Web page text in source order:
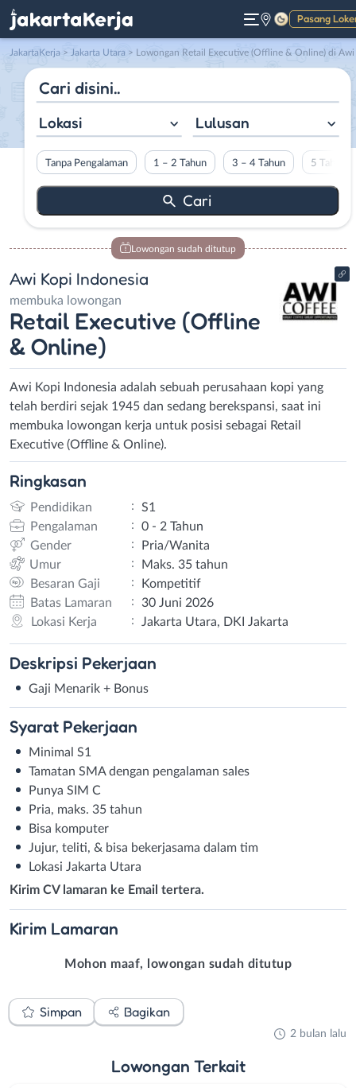
Pasang
Gelap
JakartaKerja > Jakarta Utara > Lowongan Retail Executive (Offline & Online) di Awi Kopi Indonesia
Lokasi Lulusan
Tanpa Pengalaman 1 – 2 Tahun 3 – 4 Tahun 5 Tahun
Lowongan sudah ditutup
Awi Kopi Indonesia
membuka lowongan
Retail Executive (Offline
& Online)
Awi Kopi Indonesia adalah sebuah perusahaan kopi yang
telah berdiri sejak 1945 dan sedang berekspansi, saat ini
membuka lowongan kerja untuk posisi sebagai Retail
Executive (Offline & Online).
Ringkasan
Pendidikan :
S1
Pengalaman
:
0 - 2 Tahun
Gender
:
Pria/Wanita
Umur
:
Maks. 35 tahun
Besaran Gaji
:
Kompetitif
Batas Lamaran
:
30 Juni 2026
Lokasi Kerja
: Jakarta Utara, DKI Jakarta
Deskripsi Pekerjaan
Gaji Menarik + Bonus
Syarat Pekerjaan
Minimal S1
Tamatan SMA dengan pengalaman sales
Punya SIM C
Pria, maks. 35 tahun
Bisa komputer
Jujur, teliti, & bisa bekerjasama dalam tim
Lokasi Jakarta Utara
Kirim CV lamaran ke Email tertera.
Kirim Lamaran
Mohon maaf, lowongan sudah ditutup
Simpan Bagikan
2 bulan lalu
Lowongan Terkait